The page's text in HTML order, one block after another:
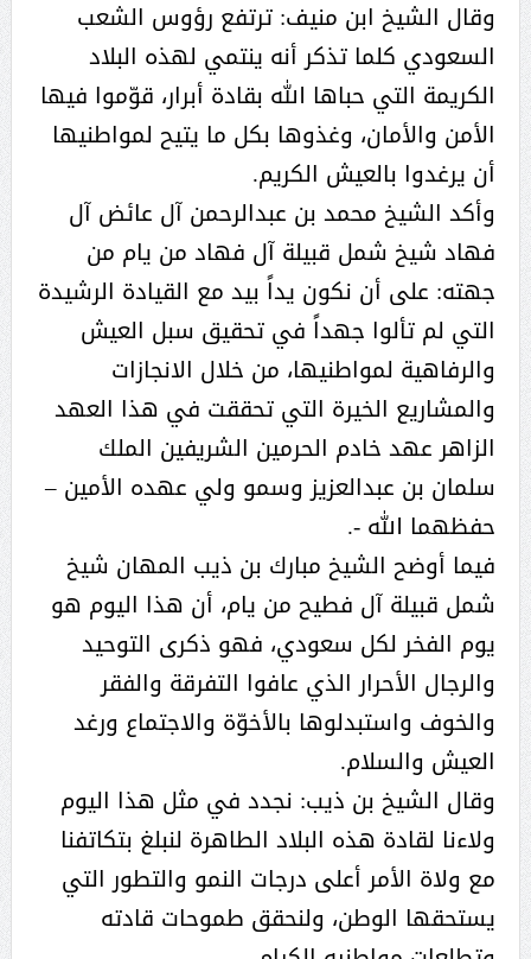
وقال الشيخ ابن منيف: ترتفع رؤوس الشعب
السعودي كلما تذكر أنه ينتمي لهذه البلاد
الكريمة التي حباها الله بقادة أبرار، قوّموا فيها
الأمن والأمان، وغذوها بكل ما يتيح لمواطنيها
أن يرغدوا بالعيش الكريم.
وأكد الشيخ محمد بن عبدالرحمن آل عائض آل
فهاد شيخ شمل قبيلة آل فهاد من يام من
جهته: على أن نكون يداً بيد مع القيادة الرشيدة
التي لم تألوا جهداً في تحقيق سبل العيش
والرفاهية لمواطنيها، من خلال الانجازات
والمشاريع الخيرة التي تحققت في هذا العهد
الزاهر عهد خادم الحرمين الشريفين الملك
سلمان بن عبدالعزيز وسمو ولي عهده الأمين –
حفظهما الله -.
فيما أوضح الشيخ مبارك بن ذيب المهان شيخ
شمل قبيلة آل فطيح من يام، أن هذا اليوم هو
يوم الفخر لكل سعودي، فهو ذكرى التوحيد
والرجال الأحرار الذي عافوا التفرقة والفقر
والخوف واستبدلوها بالأخوّة والاجتماع ورغد
العيش والسلام.
وقال الشيخ بن ذيب: نجدد في مثل هذا اليوم
ولاءنا لقادة هذه البلاد الطاهرة لنبلغ بتكاتفنا
مع ولاة الأمر أعلى درجات النمو والتطور التي
يستحقها الوطن، ولنحقق طموحات قادته